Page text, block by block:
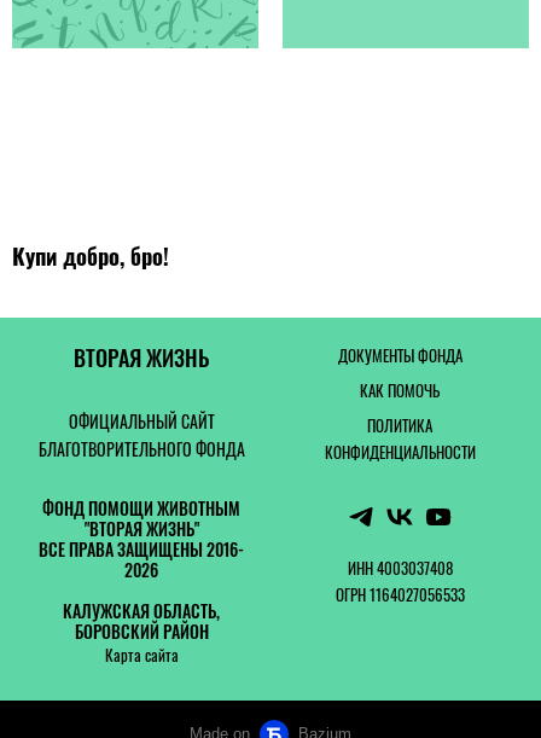
Купи добро, бро!
ВТОРАЯ ЖИЗНЬ
ОФИЦИАЛЬНЫЙ САЙТ
БЛАГОТВОРИТЕЛЬНОГО ФОНДА
ДОКУМЕНТЫ ФОНДА
КАК ПОМОЧЬ
ПОЛИТИКА
КОНФИДЕНЦИАЛЬНОСТИ
ФОНД ПОМОЩИ ЖИВОТНЫМ
"ВТОРАЯ ЖИЗНЬ"
ВСЕ ПРАВА ЗАЩИЩЕНЫ 2016-
2026
КАЛУЖСКАЯ ОБЛАСТЬ,
БОРОВСКИЙ РАЙОН
Карта сайта
ИНН 4003037408
ОГРН 1164027056533
Made on Bazium